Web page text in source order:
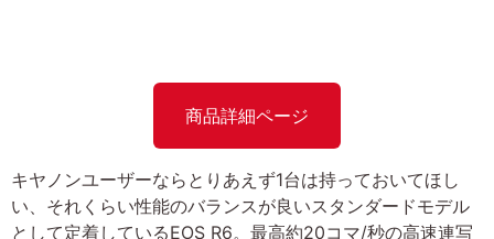
商品詳細ページ
キヤノンユーザーならとりあえず1台は持っておいてほし
い、それくらい性能のバランスが良いスタンダードモデル
として定着しているEOS R6。最高約20コマ/秒の高速連写